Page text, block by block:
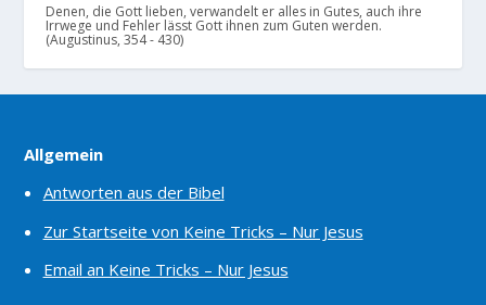
Denen, die Gott lieben, verwandelt er alles in Gutes, auch ihre
Irrwege und Fehler lässt Gott ihnen zum Guten werden.
(Augustinus, 354 - 430)
Allgemein
Antworten aus der Bibel
Zur Startseite von Keine Tricks – Nur Jesus
Email an Keine Tricks – Nur Jesus